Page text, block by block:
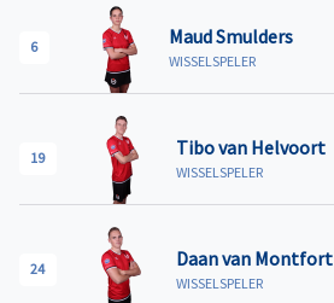
6 Maud Smulders
WISSELSPELER
19 Tibo van Helvoort
WISSELSPELER
24 Daan van Montfort
WISSELSPELER